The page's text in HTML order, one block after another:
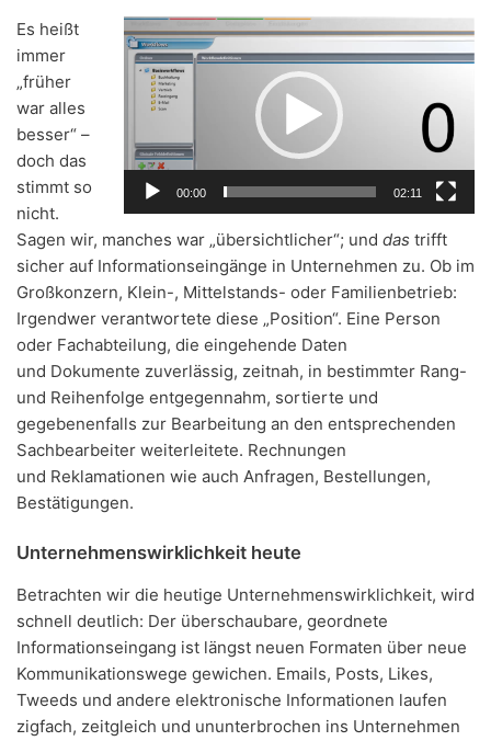
V
l
a
y
e
r
00:00 02:11
Es heißt
immer
„früher
war alles
besser“ –
doch das
stimmt so
nicht.
Sagen wir, manches war „übersichtlicher“; und das trifft
sicher auf Informationseingänge in Unternehmen zu. Ob im
Großkonzern, Klein-, Mittelstands- oder Familienbetrieb:
Irgendwer verantwortete diese „Position“. Eine Person
oder Fachabteilung, die eingehende Daten
und Dokumente zuverlässig, zeitnah, in bestimmter Rang-
und Reihenfolge entgegennahm, sortierte und
gegebenenfalls zur Bearbeitung an den entsprechenden
Sachbearbeiter weiterleitete. Rechnungen
und Reklamationen wie auch Anfragen, Bestellungen,
Bestätigungen.
Unternehmenswirklichkeit heute
Betrachten wir die heutige Unternehmenswirklichkeit, wird
schnell deutlich: Der überschaubare, geordnete
Informationseingang ist längst neuen Formaten über neue
Kommunikationswege gewichen. Emails, Posts, Likes,
Tweeds und andere elektronische Informationen laufen
zigfach, zeitgleich und ununterbrochen ins Unternehmen